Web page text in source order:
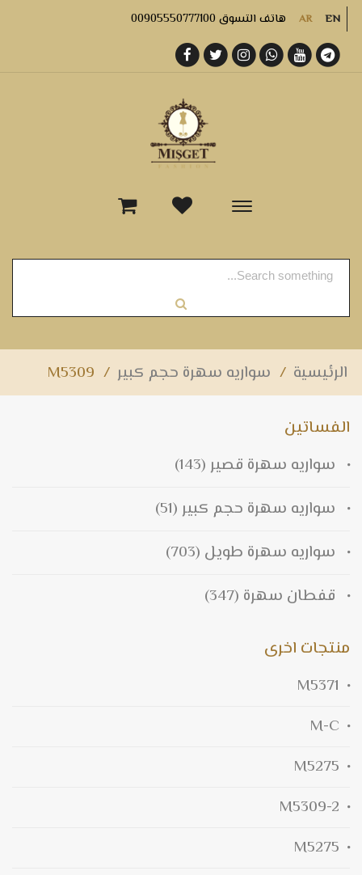
AR EN هاتف التسوق 00905550777100
-
الرئيسية / سواريه سهرة حجم كبير /
M5309
الفساتين
سواريه سهرة قصير (143)
سواريه سهرة حجم كبير (51)
سواريه سهرة طويل (703)
قفطان سهرة (347)
منتجات اخرى
M5371
M-C
M5275
M5309-2
M5275